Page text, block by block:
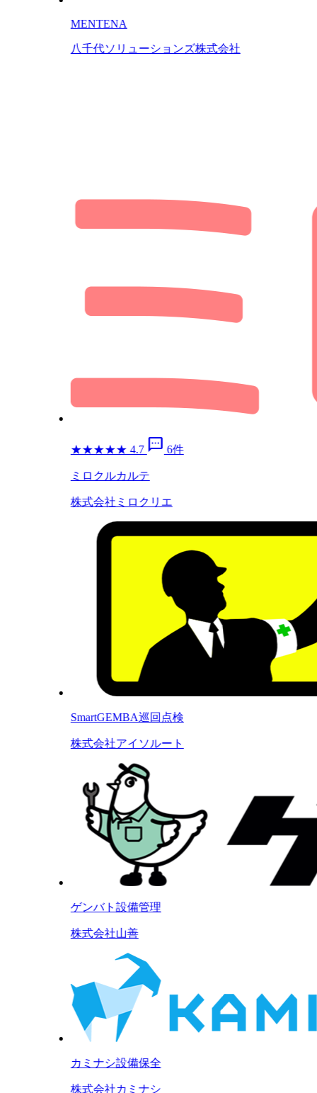
MENTENA
八千代ソリューションズ株式会社
★★★★★ 4.7 sms 6件
ミロクルカルテ
株式会社ミロクリエ
SmartGEMBA巡回点検
株式会社アイソルート
ゲンバト設備管理
株式会社山善
カミナシ設備保全
株式会社カミナシ